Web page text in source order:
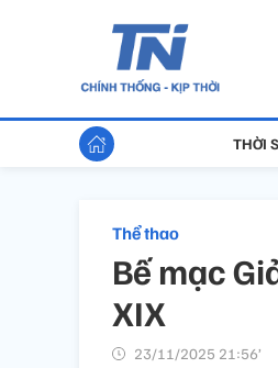
THỜI
Thể thao
Bế mạc
XIX
23/11/2025 21:56’